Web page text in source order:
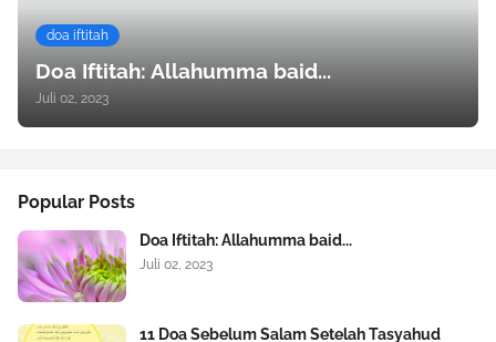
doa iftitah
Doa Iftitah: Allahumma baid...
Juli 02, 2023
Popular Posts
Doa Iftitah: Allahumma baid...
Juli 02, 2023
11 Doa Sebelum Salam Setelah Tasyahud